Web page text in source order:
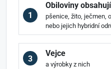
1
Obiloviny
pšenice, žito, ječmen,
nebo jejich hybridní
3
Vejce
a výrobky z nich